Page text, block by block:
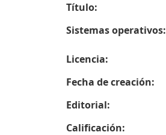
Título:
Sistemas operativos:
Licencia:
Fecha de creación:
Editorial:
Calificación: